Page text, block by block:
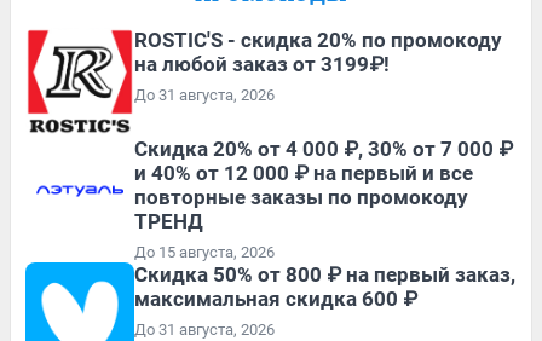
ROSTIC'S - скидка 20% по промокоду
на любой заказ от 3199₽!
До 31 августа, 2026
Скидка 20% от 4 000 ₽, 30% от 7 000 ₽
и 40% от 12 000 ₽ на первый и все
повторные заказы по промокоду
ТРЕНД
До 15 августа, 2026
Скидка 50% от 800 ₽ на первый заказ,
максимальная скидка 600 ₽
До 31 августа, 2026